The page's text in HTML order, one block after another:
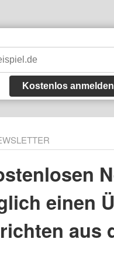
Kostenlos anmelden
einen
aus